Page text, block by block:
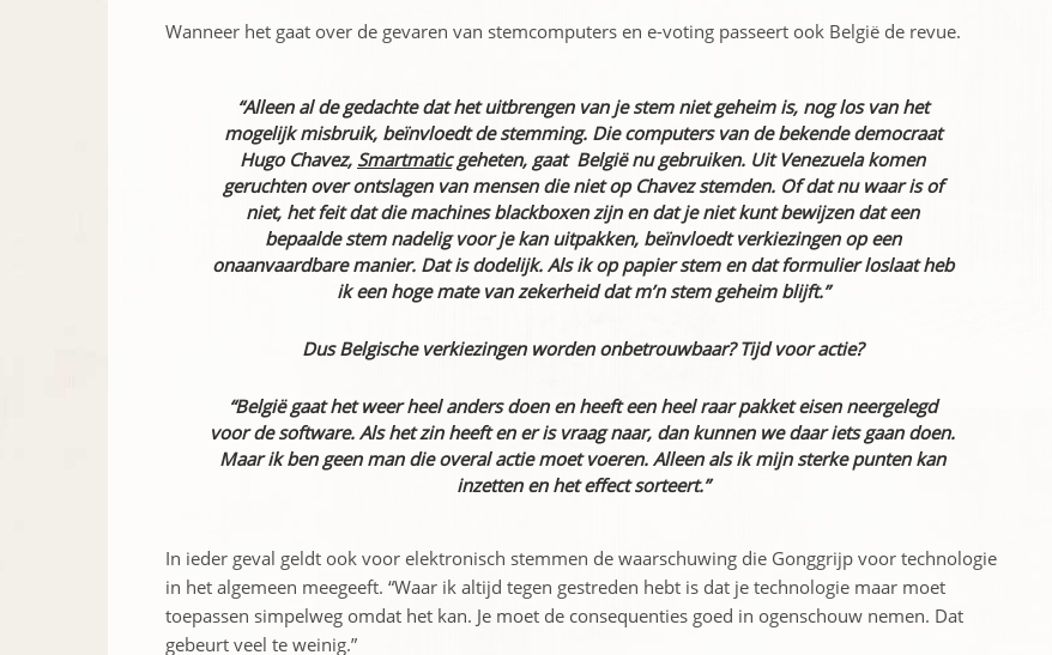
Wanneer het gaat over de gevaren van stemcomputers en e-voting passeert ook België de revue.
“Alleen al de gedachte dat het uitbrengen van je stem niet geheim is, nog los van het
mogelijk misbruik, beïnvloedt de stemming. Die computers van de bekende democraat
Hugo Chavez, Smartmaticgeheten, gaat België nu gebruiken. Uit Venezuela komen
geruchten over ontslagen van mensen die niet op Chavez stemden. Of dat nu waar is of
niet, het feit dat die machines blackboxen zijn en dat je niet kunt bewijzen dat een
bepaalde stem nadelig voor je kan uitpakken, beïnvloedt verkiezingen op een
onaanvaardbare manier. Dat is dodelijk. Als ik op papier stem en dat formulier loslaat heb
ik een hoge mate van zekerheid dat m’n stem geheim blijft.”
Dus Belgische verkiezingen worden onbetrouwbaar? Tijd voor actie?
“België gaat het weer heel anders doen en heeft een heel raar pakket eisen neergelegd
voor de software. Als het zin heeft en er is vraag naar, dan kunnen we daar iets gaan doen.
Maar ik ben geen man die overal actie moet voeren. Alleen als ik mijn sterke punten kan
inzetten en het effect sorteert.”
In ieder geval geldt ook voor elektronisch stemmen de waarschuwing die Gonggrijp voor technologie
in het algemeen meegeeft. “Waar ik altijd tegen gestreden hebt is dat je technologie maar moet
toepassen simpelweg omdat het kan. Je moet de consequenties goed in ogenschouw nemen. Dat
gebeurt veel te weinig.”